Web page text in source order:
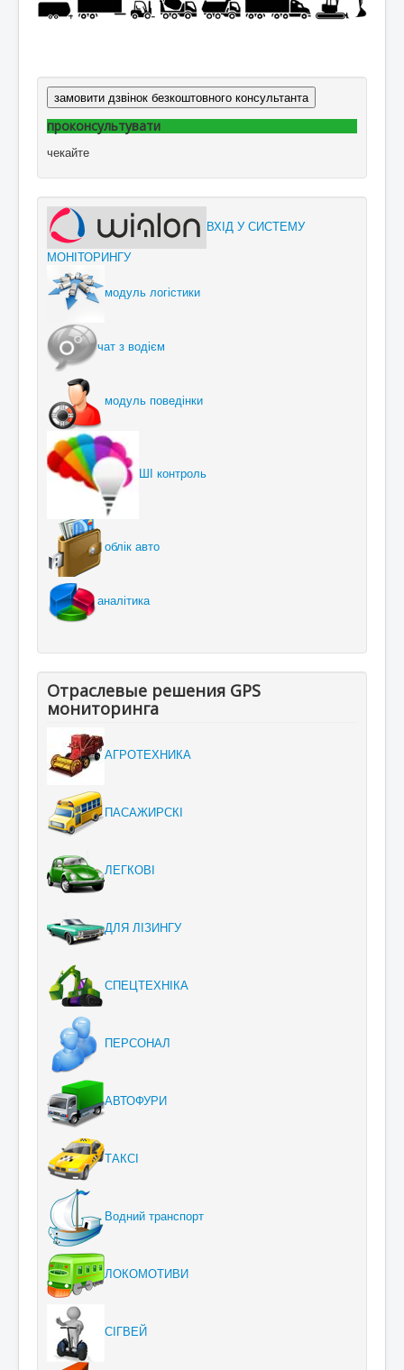
замовити дзвінок безкоштовного консультанта
проконсультувати
чекайте
ВХІД У СИСТЕМУ
МОНІТОРИНГУ
модуль логістики
чат з водієм
модуль поведінки
ШІ контроль
облік авто
аналітика
Отраслевые решения GPS
мониторинга
АГРОТЕХНИКА
ПАСАЖИРСКІ
ЛЕГКОВІ
ДЛЯ ЛІЗИНГУ
СПЕЦТЕХНІКА
ПЕРСОНАЛ
АВТОФУРИ
ТАКСІ
Водний транспорт
ЛОКОМОТИВИ
СІГВЕЙ